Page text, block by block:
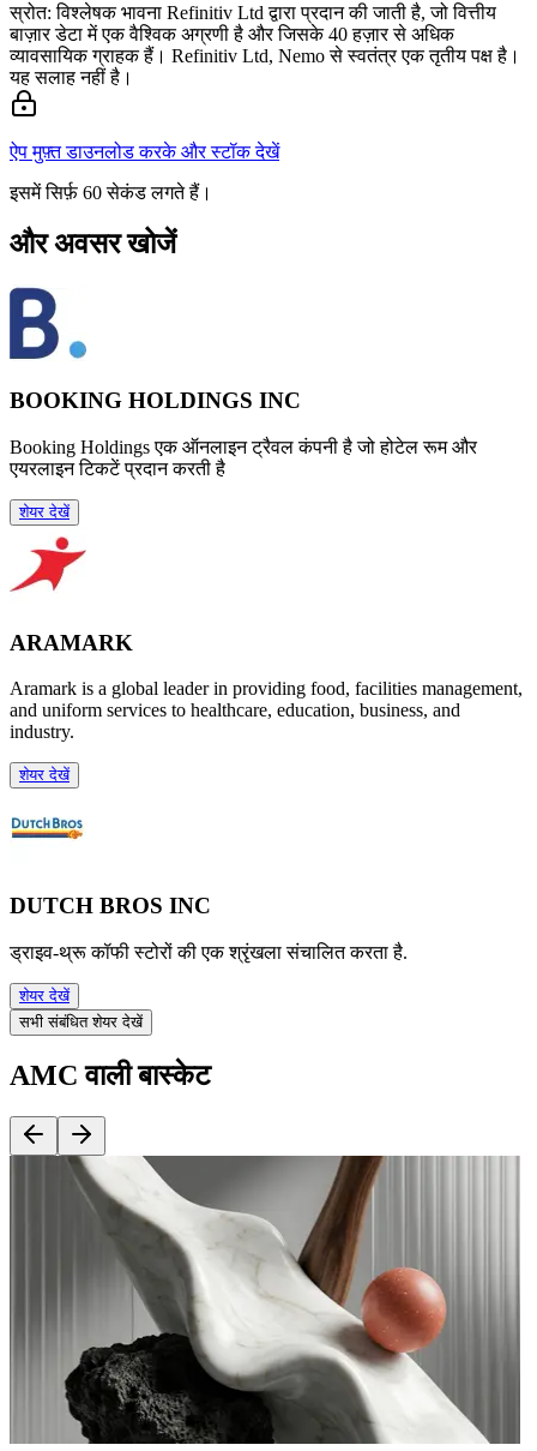
स्रोत: विश्लेषक भावना Refinitiv Ltd द्वारा प्रदान की जाती है, जो वित्तीय
बाज़ार डेटा में एक वैश्विक अग्रणी है और जिसके 40 हज़ार से अधिक
व्यावसायिक ग्राहक हैं। Refinitiv Ltd, Nemo से स्वतंत्र एक तृतीय पक्ष है।
यह सलाह नहीं है।
ऐप मुफ़्त डाउनलोड करके और स्टॉक देखें
इसमें सिर्फ़ 60 सेकंड लगते हैं।
और अवसर खोजें
BOOKING HOLDINGS INC
Booking Holdings एक ऑनलाइन ट्रैवल कंपनी है जो होटेल रूम और
एयरलाइन टिकटें प्रदान करती है
शेयर देखें
ARAMARK
Aramark is a global leader in providing food, facilities management,
and uniform services to healthcare, education, business, and
industry.
शेयर देखें
DUTCH BROS INC
ड्राइव-थ्रू कॉफी स्टोरों की एक श्रृंखला संचालित करता है.
शेयर देखें
सभी संबंधित शेयर देखें
AMC वाली बास्केट